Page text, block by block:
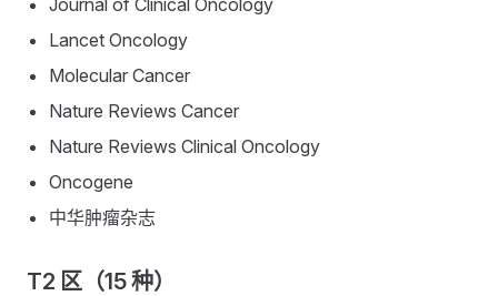
Journal of Clinical Oncology
Lancet Oncology
Molecular Cancer
Nature Reviews Cancer
Nature Reviews Clinical Oncology
Oncogene
中华肿瘤杂志
T2 区（15 种）